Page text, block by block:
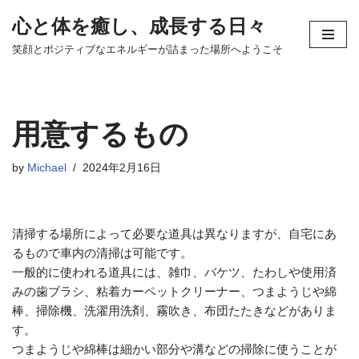
コ
ツ
へ
キ
心と体を癒し、成長する日々
笑顔とポジティブなエネルギーが詰まった場所へようこそ
用意するもの
by Michael 2024年2月16日
清掃する場所によって必要な道具は異なりますが、自宅にあ
るもので車内の清掃は可能です。
一般的に使われる道具には、雑巾、バケツ、たわしや使用済
みの歯ブラシ、粘着カーペットクリーナー、つまようじや綿
棒、掃除機、洗濯用洗剤、霧吹き、布団たたきなどがありま
す。
つまようじや綿棒は細かい部分や溝などの掃除に使うことが